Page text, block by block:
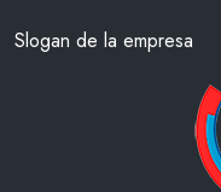
Slogan de la empresa